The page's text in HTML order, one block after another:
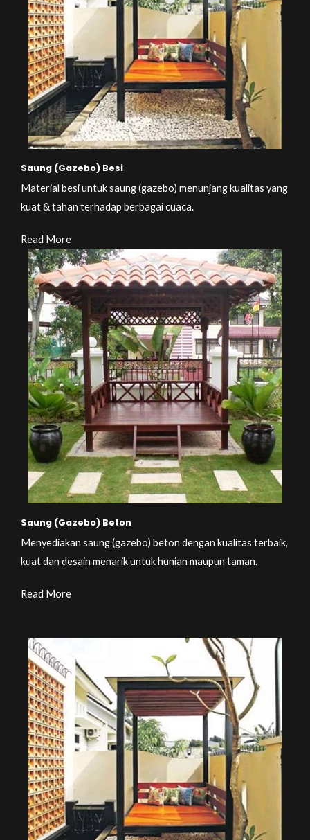
Saung (Gazebo) Besi
Material besi untuk saung (gazebo) menunjang kualitas yang
kuat & tahan terhadap berbagai cuaca.
Read More
Saung (Gazebo) Beton
Menyediakan saung (gazebo) beton dengan kualitas terbaik,
kuat dan desain menarik untuk hunian maupun taman.
Read More